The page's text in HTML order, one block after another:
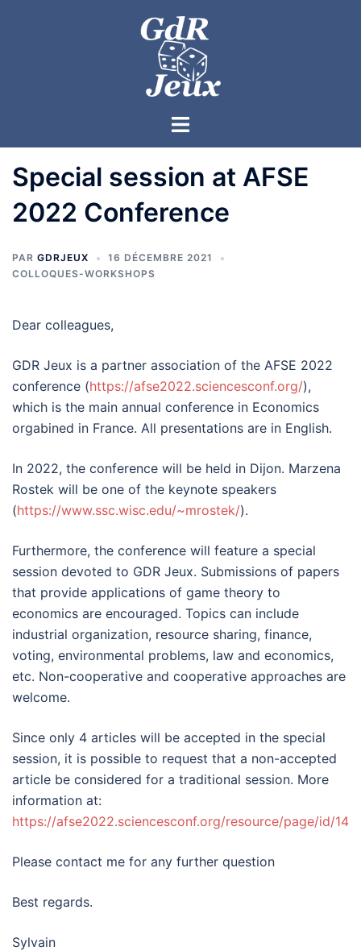
Special session at AFSE
2022 Conference
PAR GDRJEUX
16 DÉCEMBRE 2021
COLLOQUES-WORKSHOPS
Dear colleagues,
GDR Jeux is a partner association of the AFSE 2022
conference (https://afse2022.sciencesconf.org/),
which is the main annual conference in Economics
orgabined in France. All presentations are in English.
In 2022, the conference will be held in Dijon. Marzena
Rostek will be one of the keynote speakers
(https://www.ssc.wisc.edu/~mrostek/).
Furthermore, the conference will feature a special
session devoted to GDR Jeux. Submissions of papers
that provide applications of game theory to
economics are encouraged. Topics can include
industrial organization, resource sharing, finance,
voting, environmental problems, law and economics,
etc. Non-cooperative and cooperative approaches are
welcome.
Since only 4 articles will be accepted in the special
session, it is possible to request that a non-accepted
article be considered for a traditional session. More
information at:
https://afse2022.sciencesconf.org/resource/page/id/14
Please contact me for any further question
Best regards.
Sylvain